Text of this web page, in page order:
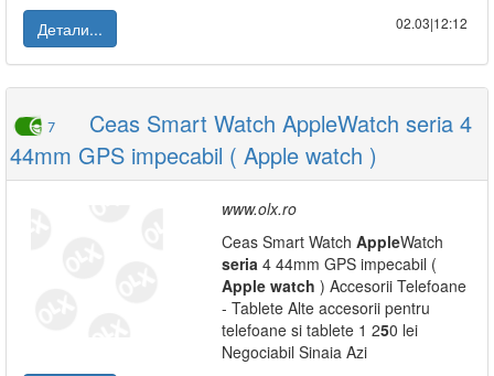
Детали...
02.03|12:12
7
Ceas Smart Watch AppleWatch seria 4
44mm GPS impecabil ( Apple watch )
www.olx.ro
Ceas Smart Watch AppleWatch
seria 4 44mm GPS impecabil (
Apple watch ) Accesorii Telefoane
- Tablete Alte accesorii pentru
telefoane si tablete 1 250 lei
Negociabil Sinaia Azi